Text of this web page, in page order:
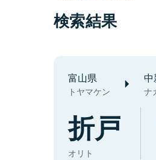
検索結果
富山県
トヤマケン
中
ナ
折戸
オリト